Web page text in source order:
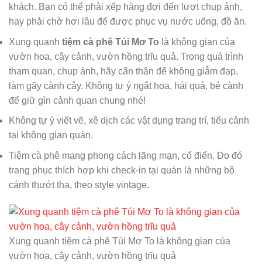
khách. Bạn có thể phải xếp hàng đợi đến lượt chụp ảnh,
hay phải chờ hơi lâu để được phục vụ nước uống, đồ ăn.
Xung quanh tiệm cà phê Túi Mơ To là không gian của
vườn hoa, cây cảnh, vườn hồng trĩu quả. Trong quá trình
tham quan, chụp ảnh, hãy cẩn thận để không giẫm đạp,
làm gãy cành cây. Không tự ý ngắt hoa, hái quả, bẻ cành
để giữ gìn cảnh quan chung nhé!
Không tự ý viết vẽ, xê dịch các vật dụng trang trí, tiểu cảnh
tại không gian quán.
Tiệm cà phê mang phong cách lãng mạn, cổ điển. Do đó
trang phục thích hợp khi check-in tại quán là những bộ
cánh thướt tha, theo style vintage.
Xung quanh tiệm cà phê Túi Mơ To là không gian của
vườn hoa, cây cảnh, vườn hồng trĩu quả